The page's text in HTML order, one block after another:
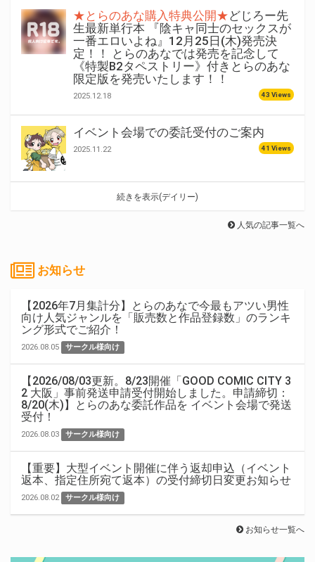
★とらのあな購入特典公開★どじろー先
生最新単行本 『陰キャ同士のセックスが
一番エロいよね』12月25日(木)発売決
定！！ とらのあなでは発売を記念して
《特製B2タペストリー》付きとらのあな
限定版を発売いたします！！
2025.12.18 43 Views
イベント会場での委託受付のご案内
2025.11.22 41 Views
続きを表示(デイリー)
人気の記事一覧へ
お知らせ
【2026年7月集計分】とらのあなで今最もアツい男性
向け人気ジャンルを「販売数と作品登録数」のランキ
ング形式でご紹介！
2026.08.05 サークル様向け
【2026/08/03更新。8/23開催「GOOD COMIC CITY 3
2 大阪」事前発送申請受付開始しました。申請締切：
8/20(木)】とらのあな委託作品を イベント会場で発送
受付！
2026.08.03 サークル様向け
【重要】大型イベント開催に伴う返却申込（イベント
返本、指定住所宛て返本）の受付締切日変更お知らせ
2026.08.02 サークル様向け
お知らせ一覧へ